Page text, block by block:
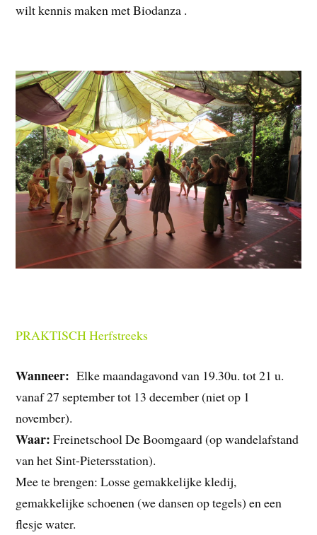
wilt kennis maken met Biodanza .
PRAKTISCH Herfstreeks
Wanneer: Elke maandagavond van 19.30u. tot 21 u.
vanaf 27 september tot 13 december (niet op 1
november).
Waar: Freinetschool De Boomgaard (op wandelafstand
van het Sint-Pietersstation).
Mee te brengen: Losse gemakkelijke kledij,
gemakkelijke schoenen (we dansen op tegels) en een
flesje water.